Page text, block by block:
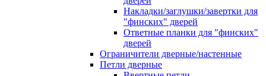
Накладки/заглушки/завертки для
"финских" дверей
Ответные планки для "финских"
дверей
Ограничители дверные/настенные
Петли дверные